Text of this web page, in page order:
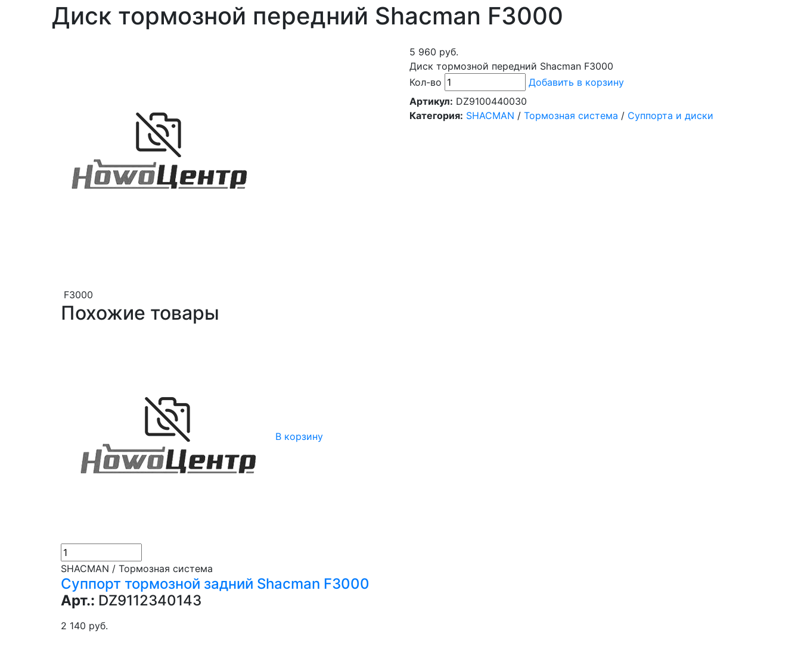
Диск тормозной передний Shacman F3000
5 960 руб.
Диск тормозной передний Shacman F3000
Кол-во
Добавить в корзину
Артикул: DZ9100440030
Категория: SHACMAN / Тормозная система / Суппорта и диски
F3000
Похожие товары
В корзину
SHACMAN / Тормозная система
Суппорт тормозной задний Shacman F3000
Арт.: DZ9112340143
2 140 руб.